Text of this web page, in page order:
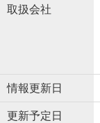
取扱会社
情報更新日
更新予定日